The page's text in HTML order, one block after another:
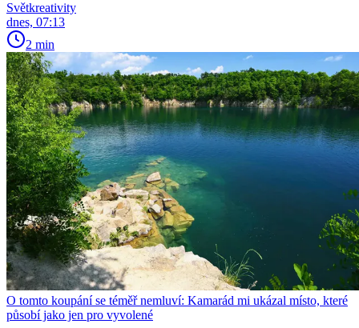
Světkreativity
dnes, 07:13
2 min
O tomto koupání se téměř nemluví: Kamarád mi ukázal místo, které
působí jako jen pro vyvolené